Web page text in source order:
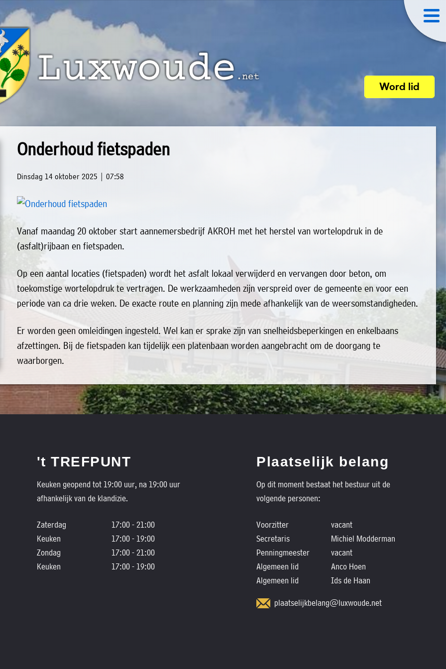
Word lid
Onderhoud fietspaden
Dinsdag 14 oktober 2025 | 07:58
Vanaf maandag 20 oktober start aannemersbedrijf AKROH met het herstel van wortelopdruk in de
(asfalt)rijbaan en fietspaden.
Op een aantal locaties (fietspaden) wordt het asfalt lokaal verwijderd en vervangen door beton, om
toekomstige wortelopdruk te vertragen. De werkzaamheden zijn verspreid over de gemeente en voor een
periode van ca drie weken. De exacte route en planning zijn mede afhankelijk van de weersomstandigheden.
Er worden geen omleidingen ingesteld. Wel kan er sprake zijn van snelheidsbeperkingen en enkelbaans
afzettingen. Bij de fietspaden kan tijdelijk een platenbaan worden aangebracht om de doorgang te
waarborgen.
't TREFPUNT
Keuken geopend tot 19:00 uur, na 19:00 uur
afhankelijk van de klandizie.
Zaterdag
17:00 - 21:00
Keuken
17:00 - 19:00
Zondag
17:00 - 21:00
Keuken
17:00 - 19:00
Plaatselijk belang
Op dit moment bestaat het bestuur uit de
volgende personen:
Voorzitter
vacant
Secretaris
Michiel Modderman
Penningmeester
vacant
Algemeen lid
Anco Hoen
Algemeen lid
Ids de Haan
plaatselijkbelang@luxwoude.net